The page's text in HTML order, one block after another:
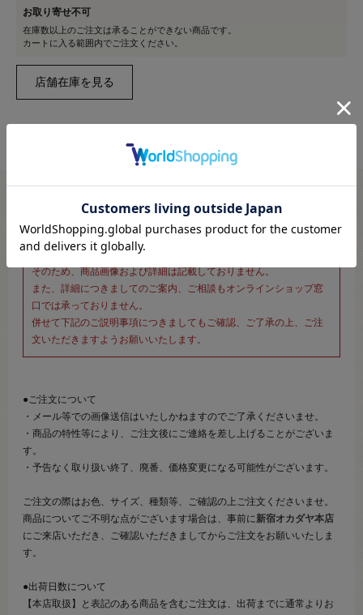
お取り寄せ不可
在庫数以上のご注文は承ることができない商品です。
カートに入る範囲内でご注文ください。
※新宿オカダヤ本店お取り扱い商品のご注文専用ページです※
こちらのページは、店頭にてあらかじめ商品詳細および商品コード
をご確認いただいた上でご注文いただけるページです。
そのため、商品画像および詳細は記載しておりません。
また、詳細につきましてのご案内、ご相談もオンラインショップ窓
口では承っておりません。
併せて下記のご説明事項につきましてもご確認、ご了承の上、ご注
文いただきますようお願いいたします。
●ご注文について
・メール等での画像送信はいたしかねますのでご了承くださいませ。
・商品の特性等により、ご注文後にご連絡を差し上げることがございま
す。
・予告なく取り扱い終了、廃番、価格変更になる可能性がございます。
ご注文の際はお色、サイズ、種類等、ご確認の上ご注文くださいませ。
商品についてご不明な点がございます場合は、事前に新宿オカダヤ本店
にご来店いただき、ご確認いただきましてからご注文をお願いいたしま
す。
●出荷日数について
【本店取扱】と表記のある商品を含むご注文は、出荷までに通常よりお